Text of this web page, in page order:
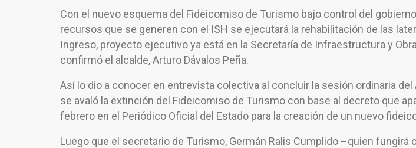
Con el nuevo esquema del Fideicomiso de Turismo bajo control del
recursos que se generen con el ISH se ejecutará la rehabilitación de las
Ingreso, proyecto ejecutivo ya está en la Secretaría de Infraestructura y
confirmó el alcalde, Arturo Dávalos Peña.
Así lo dio a conocer en entrevista colectiva al concluir la sesión ordinaria
se avaló la extinción del Fideicomiso de Turismo con base al decreto que
febrero en el Periódico Oficial del Estado para la creación de un nuevo
Luego que el secretario de Turismo, Germán Ralis Cumplido –quien fungirá